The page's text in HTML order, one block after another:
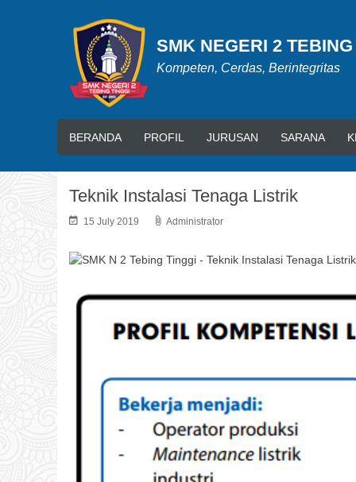
SMK NEGERI 2
Kompeten, Cerdas, Berintegritas
BERANDA PROFIL JURUSAN SARANA
Teknik Instalasi Tenaga Listrik
15 July 2019 Administrator